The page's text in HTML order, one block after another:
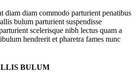
diam diam commodo parturient penatibus
bulum parturient suspendisse
scelerisque nibh lectus quam a
hendrerit et pharetra fames nunc
BULUM